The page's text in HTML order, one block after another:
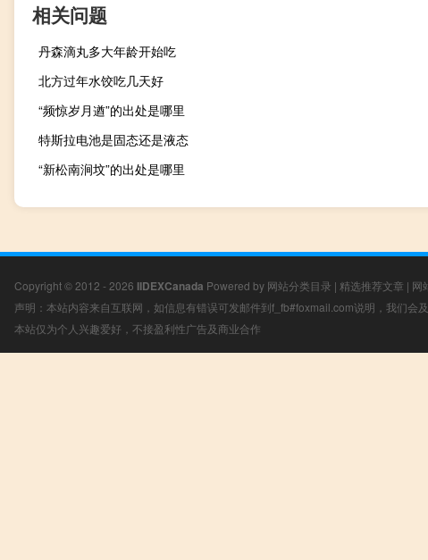
相关问题
丹森滴丸多大年龄开始吃
北方过年水饺吃几天好
“频惊岁月遒”的出处是哪里
特斯拉电池是固态还是液态
“新松南涧坟”的出处是哪里
Copyright © 2012 - 2026 IIDEXCanada Powered by 网站分类目录 | 精选推荐文章 | 网
声明：本站内容来自互联网，如信息有错误可发邮件到f_fb#foxmail.com说明，我们会
本站仅为个人兴趣爱好，不接盈利性广告及商业合作